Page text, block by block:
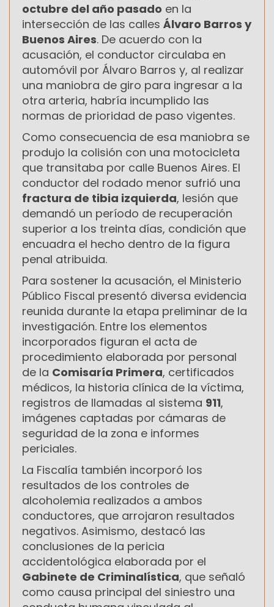
octubre del año pasado en la
intersección de las calles Álvaro Barros y
Buenos Aires. De acuerdo con la
acusación, el conductor circulaba en
automóvil por Álvaro Barros y, al realizar
una maniobra de giro para ingresar a la
otra arteria, habría incumplido las
normas de prioridad de paso vigentes.
Como consecuencia de esa maniobra se
produjo la colisión con una motocicleta
que transitaba por calle Buenos Aires. El
conductor del rodado menor sufrió una
fractura de tibia izquierda, lesión que
demandó un período de recuperación
superior a los treinta días, condición que
encuadra el hecho dentro de la figura
penal atribuida.
Para sostener la acusación, el Ministerio
Público Fiscal presentó diversa evidencia
reunida durante la etapa preliminar de la
investigación. Entre los elementos
incorporados figuran el acta de
procedimiento elaborada por personal
de la Comisaría Primera, certificados
médicos, la historia clínica de la víctima,
registros de llamadas al sistema 911,
imágenes captadas por cámaras de
seguridad de la zona e informes
periciales.
La Fiscalía también incorporó los
resultados de los controles de
alcoholemia realizados a ambos
conductores, que arrojaron resultados
negativos. Asimismo, destacó las
conclusiones de la pericia
accidentológica elaborada por el
Gabinete de Criminalística, que señaló
como causa principal del siniestro una